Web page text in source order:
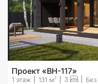
Проект «BH-117»
1 этаж 131 м2 3